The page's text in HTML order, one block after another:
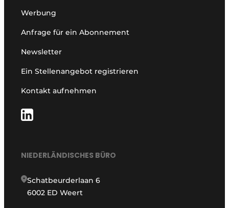
Werbung
Anfrage für ein Abonnement
Newsletter
Ein Stellenangebot registrieren
Kontakt aufnehmen
NIEDERLÄNDISCHES BÜRO
Schatbeurderlaan 6
6002 ED Weert